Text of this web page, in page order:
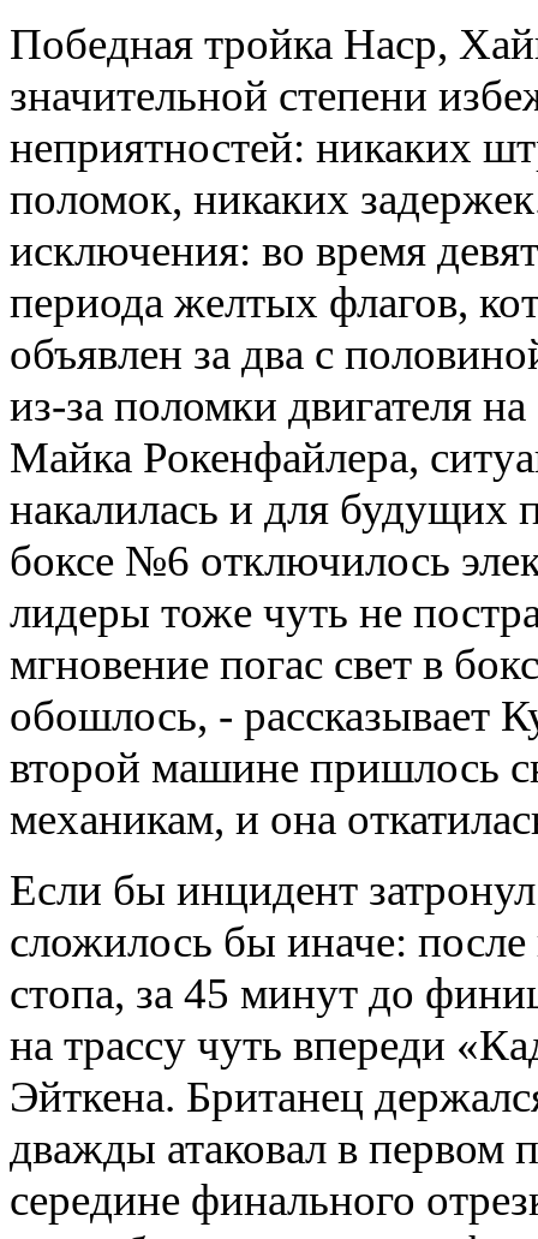
Победная тройка Наср,
значительной степени
неприятностей: никаких
поломок, никаких
исключения: во время
периода желтых флагов,
объявлен за два с
из-за поломки двигателя
Майка Рокенфайлера,
накалилась и для будущих
боксе №6 отключилось
лидеры тоже чуть не
мгновение погас свет в
обошлось, - рассказывает
второй машине пришлось
механикам, и она
Если бы инцидент
сложилось бы иначе: после
стопа, за 45 минут до
на трассу чуть впереди
Эйткена. Британец
дважды атаковал в первом
середине финального